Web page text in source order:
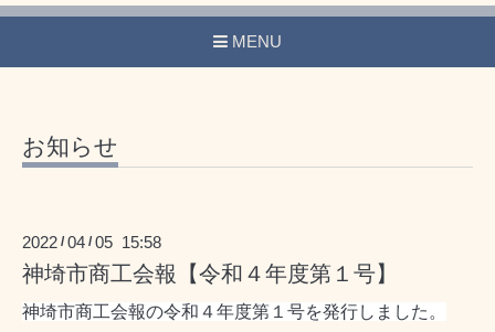
MENU
お知らせ
2022 /04 /05 15:58
神埼市商工会報【令和４年度第１号】
神埼市商工会報の令和４年度第１ 号を発行しました。